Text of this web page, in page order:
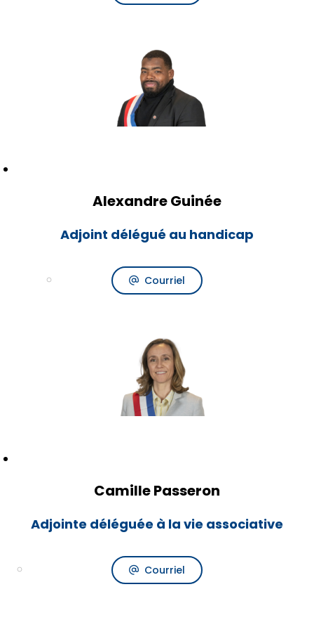
Alexandre Guinée
Adjoint délégué au handicap
Courriel
Camille Passeron
Adjointe déléguée à la vie associative
Courriel